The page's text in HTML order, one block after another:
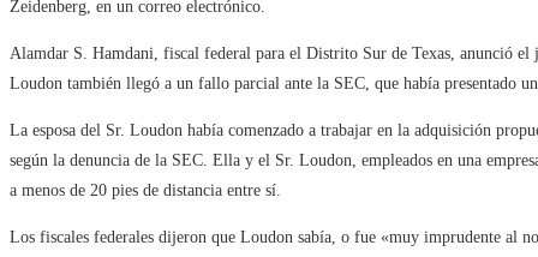
Zeidenberg, en un correo electrónico.
Alamdar S. Hamdani, fiscal federal para el Distrito Sur de Texas, anunció el
Loudon también llegó a un fallo parcial ante la SEC, que había presentado
La esposa del Sr. Loudon había comenzado a trabajar en la adquisición
según la denuncia de la SEC. Ella y el Sr. Loudon, empleados en una
a menos de 20 pies de distancia entre sí.
Los fiscales federales dijeron que Loudon sabía, o fue «muy imprudente al